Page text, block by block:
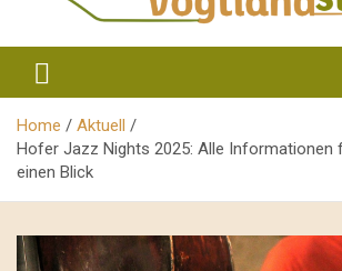
Vogtlandstreicher
Home
Aktuell
Hofer Jazz Nights 2025: Alle
einen Blick